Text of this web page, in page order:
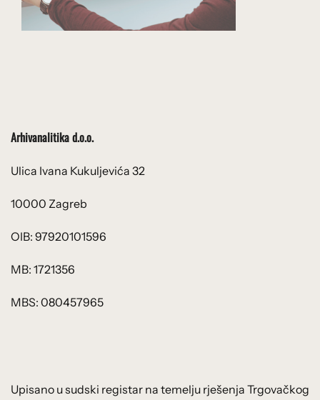
Arhivanalitika d.o.o.
Ulica Ivana Kukuljevića 32
10000 Zagreb
OIB: 97920101596
MB: 1721356
MBS: 080457965
Upisano u sudski registar na temelju rješenja Trgovačkog